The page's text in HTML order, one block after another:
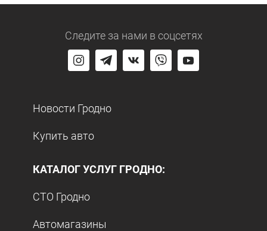
Следите за нами в соцсетях
Новости Гродно
Купить авто
КАТАЛОГ УСЛУГ ГРОДНО:
СТО Гродно
Автомагазины